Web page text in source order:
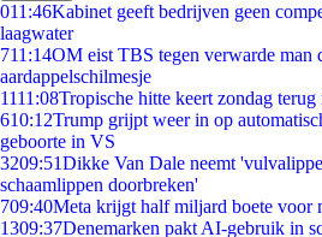
011:46Kabinet geeft bedrijven geen
laagwater
711:14OM eist TBS tegen verwarde man
aardappelschilmesje
1111:08Tropische hitte keert zondag
610:12Trump grijpt weer in op
geboorte in VS
3209:51Dikke Van Dale neemt
schaamlippen doorbreken'
709:40Meta krijgt half miljard boete voor
1309:37Denemarken pakt AI-gebruik in